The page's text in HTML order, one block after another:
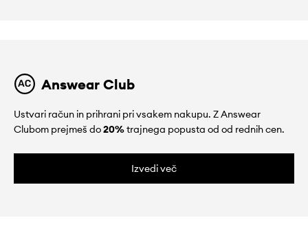
Answear Club
Ustvari račun in prihrani pri vsakem nakupu. Z Answear
Clubom prejmeš do20%trajnega popusta od od rednih cen.
Izvedi več